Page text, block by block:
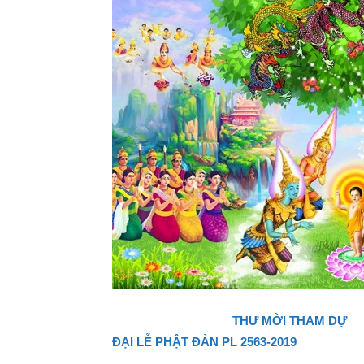
THƯ MỜI THAM DỰ
ĐẠI LỄ PHẬT ĐẢN PL 2563-2019